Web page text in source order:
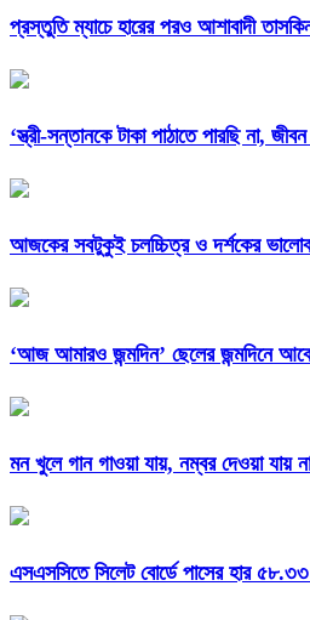
প্রস্তুতি ম্যাচে হারের পরও আশাবাদী
‘স্ত্রী-সন্তানকে টাকা পাঠাতে পারছি না,
আজকের সবটুকুই চলচ্চিত্র ও দর্শকের
‘আজ আমারও জন্মদিন’ ছেলের জন্মদিনে
মন খুলে গান গাওয়া যায়, নম্বর দেওয়া যায় না:
এসএসসিতে সিলেট বোর্ডে পাসের হার